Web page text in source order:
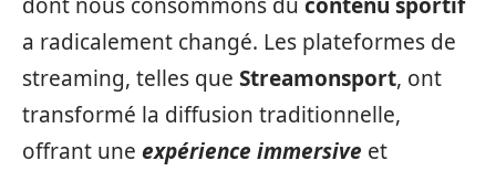
a radicalement changé. Les plateformes de
streaming, telles que Streamonsport, ont
transformé la diffusion traditionnelle,
offrant une expérience immersive et